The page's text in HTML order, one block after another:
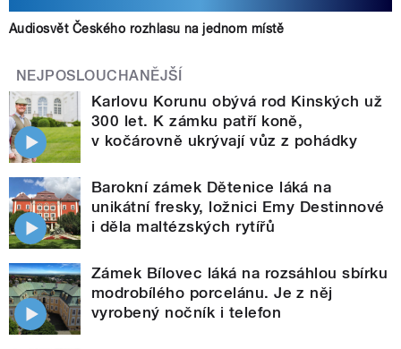
Audiosvět Českého rozhlasu na jednom místě
NEJPOSLOUCHANĚJŠÍ
Karlovu Korunu obývá rod Kinských už
300 let. K zámku patří koně,
v kočárovně ukrývají vůz z pohádky
Barokní zámek Dětenice láká na
unikátní fresky, ložnici Emy Destinnové
i děla maltézských rytířů
Zámek Bílovec láká na rozsáhlou sbírku
modrobílého porcelánu. Je z něj
vyrobený nočník i telefon